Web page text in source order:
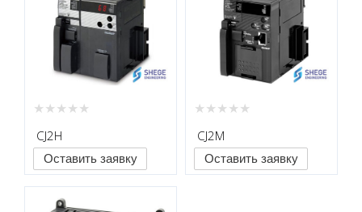
CJ2H
Оставить заявку
CJ2M
Оставить заявку